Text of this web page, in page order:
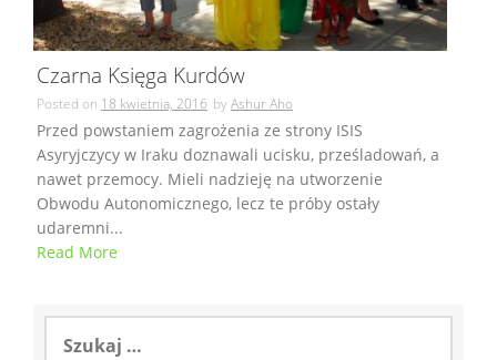
Czarna Księga Kurdów
Posted on 18 kwietnia, 2016 byAshur Aho
Przed powstaniem zagrożenia ze strony ISIS
Asyryjczycy w Iraku doznawali ucisku, prześladowań, a
nawet przemocy. Mieli nadzieję na utworzenie
Obwodu Autonomicznego, lecz te próby ostały
udaremni...
Read More
Szukaj: